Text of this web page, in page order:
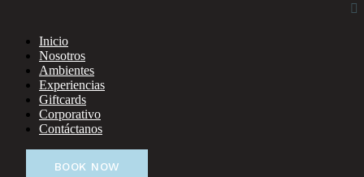
Inicio
Nosotros
Ambientes
Experiencias
Giftcards
Corporativo
Contáctanos
BOOK NOW